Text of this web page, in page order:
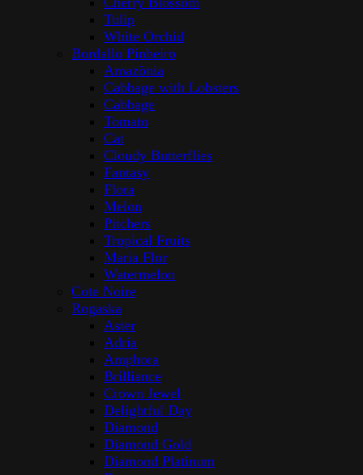
Tulip
White Orchid
Bordallo Pinheiro
Amazōnia
Cabbage with Lobsters
Cabbage
Tomato
Cat
Cloudy Butterflies
Fantasy
Flora
Melon
Pitchers
Tropical Fruits
Maria Flor
Watermelon
Cote Noire
Rogaska
Aster
Adria
Amphora
Brilliance
Crown Jewel
Delightful Day
Diamond
Diamond Gold
Diamond Platinum